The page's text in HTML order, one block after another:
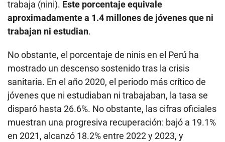
trabaja (nini). Este porcentaje equivale
aproximadamente a 1.4 millones de jóvenes que ni
trabajan ni estudian.
No obstante, el porcentaje de ninis en el Perú ha
mostrado un descenso sostenido tras la crisis
sanitaria. En el año 2020, el periodo más crítico de
jóvenes que ni estudiaban ni trabajaban, la tasa se
disparó hasta 26.6%. No obstante, las cifras oficiales
muestran una progresiva recuperación: bajó a 19.1%
en 2021, alcanzó 18.2% entre 2022 y 2023, y